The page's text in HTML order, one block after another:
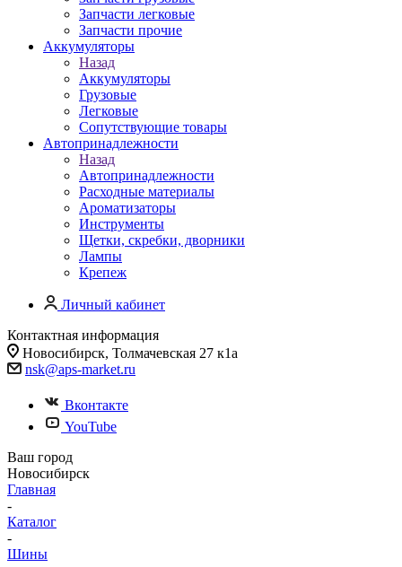
Запчасти легковые
Запчасти прочие
Аккумуляторы
Назад
Аккумуляторы
Грузовые
Легковые
Сопутствующие товары
Автопринадлежности
Назад
Автопринадлежности
Расходные материалы
Ароматизаторы
Инструменты
Щетки, скребки, дворники
Лампы
Крепеж
Личный кабинет
Контактная информация
Новосибирск, Толмачевская 27 к1а
nsk@aps-market.ru
Вконтакте
YouTube
Ваш город
Новосибирск
Главная
-
Каталог
-
Шины